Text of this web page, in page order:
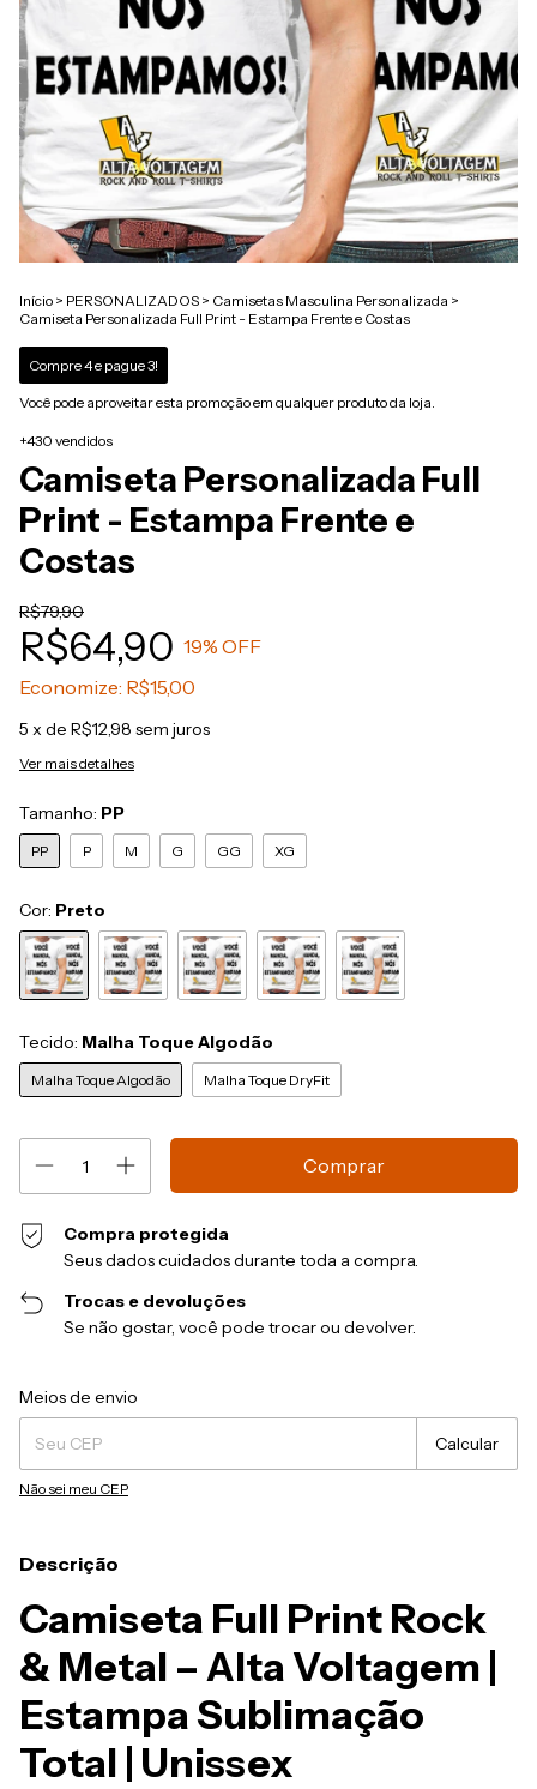
Início > PERSONALIZADOS > Camisetas Masculina Personalizada >
Camiseta Personalizada Full Print - Estampa Frente e Costas
Compre 4 e pague 3!
Você pode aproveitar esta promoção em qualquer produto da loja.
+430 vendidos
Camiseta Personalizada Full
Print - Estampa Frente e
Costas
R$79,90
R$64,90 19% OFF
Economize: R$15,00
5 x de R$12,98 sem juros
Ver mais detalhes
Tamanho: PP
PP P M G GG XG
Cor: Preto
Tecido: Malha Toque Algodão
Malha Toque Algodão Malha Toque DryFit
Compra protegida
Seus dados cuidados durante toda a compra.
Trocas e devoluções
Se não gostar, você pode trocar ou devolver.
Entregas para o CEP:
Meios de envio
Calcular
Não sei meu CEP
Descrição
Camiseta Full Print Rock
& Metal – Alta Voltagem |
Estampa Sublimação
Total | Unissex